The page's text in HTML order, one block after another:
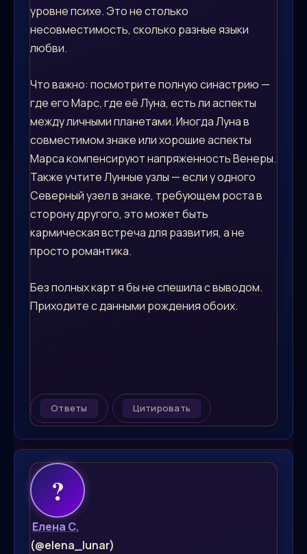
уровне психе. Это не столько
несовместимость, сколько разные языки
любви.
Что важно: посмотрите полную синастрию —
где его Марс, где её Луна, есть ли аспекты
между личными планетами. Иногда Луна в
совместимом знаке или хорошие аспекты
Марса компенсируют напряженность Венеры.
Также учтите Лунные узлы — если у одного
Северный узел в знаке, требующем роста в
сторону другого, это может быть
кармическая встреча для развития, а не
просто романтика.
Без полных карт я бы не спешила с выводом.
Приходите с данными рождения обоих.
Ответы Цитировать
Елена С.
(@elena_lunar)